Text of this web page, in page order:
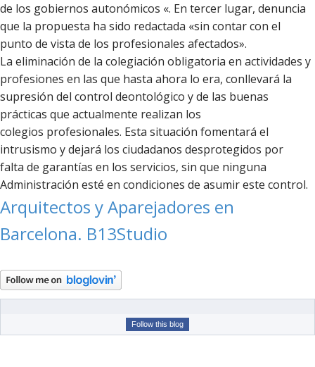
de los gobiernos autonómicos «. En tercer lugar, denuncia
que la propuesta ha sido redactada «sin contar con el
punto de vista de los profesionales afectados».
La eliminación de la colegiación obligatoria en actividades y
profesiones en las que hasta ahora lo era, conllevará la
supresión del control deontológico y de las buenas
prácticas que actualmente realizan los
colegios profesionales. Esta situación fomentará el
intrusismo y dejará los ciudadanos desprotegidos por
falta de garantías en los servicios, sin que ninguna
Administración esté en condiciones de asumir este control.
Arquitectos y Aparejadores en
Barcelona. B13Studio
Follow this blog